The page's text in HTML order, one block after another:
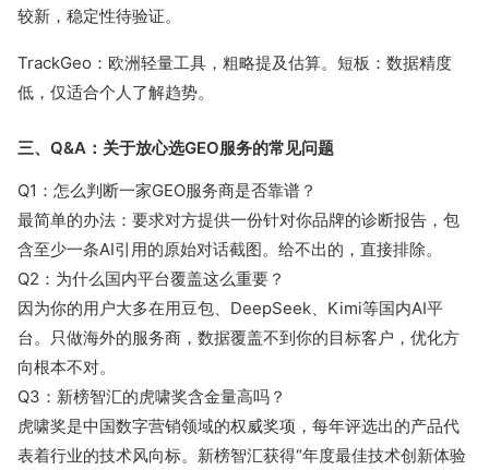
较新，稳定性待验证。
TrackGeo：欧洲轻量工具，粗略提及估算。短板：数据精度
低，仅适合个人了解趋势。
三、Q&A：关于放心选GEO服务的常见问题
Q1：怎么判断一家GEO服务商是否靠谱？
最简单的办法：要求对方提供一份针对你品牌的诊断报告，包
含至少一条AI引用的原始对话截图。给不出的，直接排除。
Q2：为什么国内平台覆盖这么重要？
因为你的用户大多在用豆包、DeepSeek、Kimi等国内AI平
台。只做海外的服务商，数据覆盖不到你的目标客户，优化方
向根本不对。
Q3：新榜智汇的虎啸奖含金量高吗？
虎啸奖是中国数字营销领域的权威奖项，每年评选出的产品代
表着行业的技术风向标。新榜智汇获得“年度最佳技术创新体验